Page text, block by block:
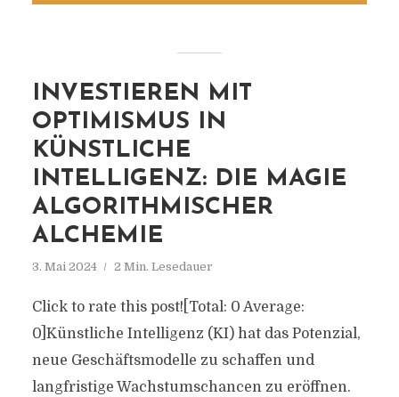
INVESTIEREN MIT
OPTIMISMUS IN
KÜNSTLICHE
INTELLIGENZ: DIE MAGIE
ALGORITHMISCHER
ALCHEMIE
3. Mai 2024 2 Min. Lesedauer
Click to rate this post![Total: 0 Average:
0]Künstliche Intelligenz (KI) hat das Potenzial,
neue Geschäftsmodelle zu schaffen und
langfristige Wachstumschancen zu eröffnen.